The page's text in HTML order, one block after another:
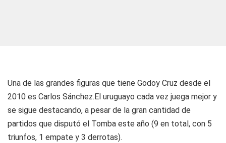
Una de las grandes figuras que tiene Godoy Cruz desde el
2010 es Carlos Sánchez.El uruguayo cada vez juega mejor y
se sigue destacando, a pesar de la gran cantidad de
partidos que disputó el Tomba este año (9 en total, con 5
triunfos, 1 empate y 3 derrotas).